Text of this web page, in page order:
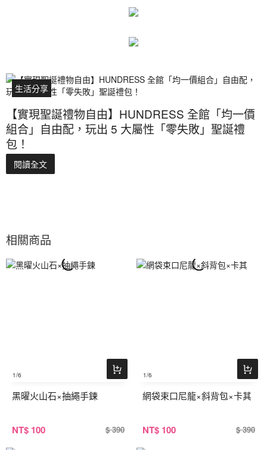
生活分享
【實現聖誕禮物自由】HUNDRESS 全館「均一價
組合」自由配，玩出 5 大屬性「零失敗」聖誕禮
包！
閱讀全文
相關商品
1/6
黑曜火山石×抽繩手鍊
NT$ 100 $ 390
1/6
網袋束口尼龍×斜背包×卡其
NT$ 100 $ 390